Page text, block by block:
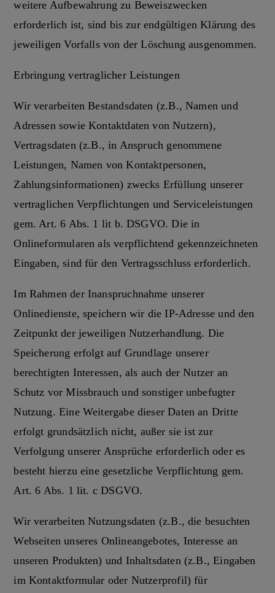
weitere Aufbewahrung zu Beweiszwecken
erforderlich ist, sind bis zur endgültigen Klärung des
jeweiligen Vorfalls von der Löschung ausgenommen.
Erbringung vertraglicher Leistungen
Wir verarbeiten Bestandsdaten (z.B., Namen und
Adressen sowie Kontaktdaten von Nutzern),
Vertragsdaten (z.B., in Anspruch genommene
Leistungen, Namen von Kontaktpersonen,
Zahlungsinformationen) zwecks Erfüllung unserer
vertraglichen Verpflichtungen und Serviceleistungen
gem. Art. 6 Abs. 1 lit b. DSGVO. Die in
Onlineformularen als verpflichtend gekennzeichneten
Eingaben, sind für den Vertragsschluss erforderlich.
Im Rahmen der Inanspruchnahme unserer
Onlinedienste, speichern wir die IP-Adresse und den
Zeitpunkt der jeweiligen Nutzerhandlung. Die
Speicherung erfolgt auf Grundlage unserer
berechtigten Interessen, als auch der Nutzer an
Schutz vor Missbrauch und sonstiger unbefugter
Nutzung. Eine Weitergabe dieser Daten an Dritte
erfolgt grundsätzlich nicht, außer sie ist zur
Verfolgung unserer Ansprüche erforderlich oder es
besteht hierzu eine gesetzliche Verpflichtung gem.
Art. 6 Abs. 1 lit. c DSGVO.
Wir verarbeiten Nutzungsdaten (z.B., die besuchten
Webseiten unseres Onlineangebotes, Interesse an
unseren Produkten) und Inhaltsdaten (z.B., Eingaben
im Kontaktformular oder Nutzerprofil) für